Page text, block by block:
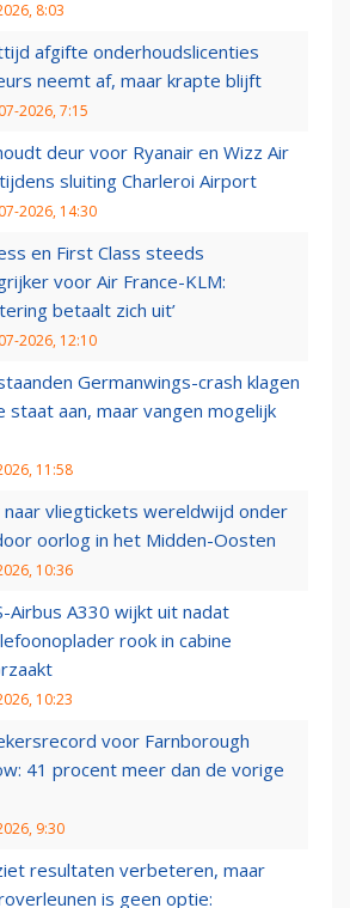
8:03
afgifte onderhoudslicenties
neemt af, maar krapte blijft
2026, 7:15
deur voor Ryanair en Wizz Air
sluiting Charleroi Airport
2026, 14:30
en First Class steeds
voor Air France-KLM:
betaalt zich uit’
2026, 12:10
Germanwings-crash klagen
staat aan, maar vangen mogelijk
11:58
naar vliegtickets wereldwijd onder
oorlog in het Midden-Oosten
10:36
Airbus A330 wijkt uit nadat
rook in cabine
10:23
voor Farnborough
41 procent meer dan de vorige
9:30
resultaten verbeteren, maar
is geen optie: